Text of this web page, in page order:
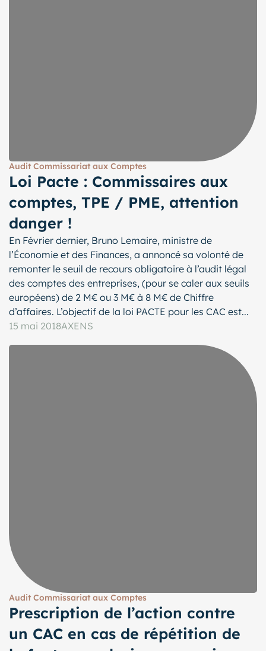
Audit Commissariat aux Comptes
Loi Pacte : Commissaires aux
comptes, TPE / PME, attention
danger !
En Février dernier, Bruno Lemaire, ministre de
l’Économie et des Finances, a annoncé sa volonté de
remonter le seuil de recours obligatoire à l’audit légal
des comptes des entreprises, (pour se caler aux seuils
européens) de 2 M€ ou 3 M€ à 8 M€ de Chiffre
d’affaires. L’objectif de la loi PACTE pour les CAC est...
15 mai 2018AXENS
Audit Commissariat aux Comptes
Prescription de l’action contre
un CAC en cas de répétition de